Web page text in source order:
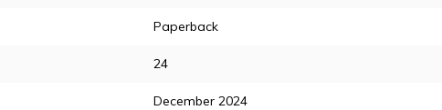
Paperback
24
December 2024